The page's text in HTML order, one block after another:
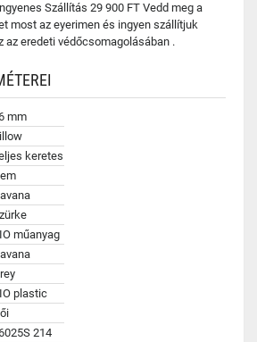
Szállítás 29 900 FT Vedd meg a
most az eyerimen és ingyen szállítjuk
az eredeti védőcsomagolásában .
mm
keretes
műanyag
plastic
214